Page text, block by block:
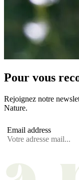
Pour vous
Rejoignez notre
Nature.
Email address